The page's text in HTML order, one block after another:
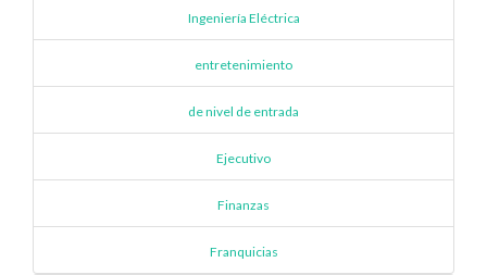
Ingeniería Eléctrica
entretenimiento
de nivel de entrada
Ejecutivo
Finanzas
Franquicias